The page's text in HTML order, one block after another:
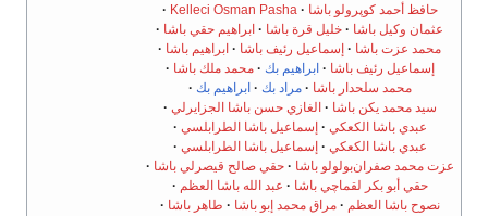
حافظ أحمد كوپرولو باشا
Kelleci Osman Pasha
عثمان وكيل باشا
خليل قرة باشا
ابراهيم حقي باشا
محمد عزت باشا
إسماعيل رئيف باشا
ابراهيم باشا
إسماعيل رئيف باشا
ابراهيم بك
محمد ملك باشا
محمد سلحدار باشا
مراد بك
ابراهيم بك
سيد محمد يكن باشا
الغازي حسن باشا الجزايرلي
عبدي باشا الكعكي
إسماعيل باشا الطرابلسي
عبدي باشا الكعكي
إسماعيل باشا الطرابلسي
عزت محمد صفران‌بولولو باشا
حقي صالح قيصرلي باشا
حقي أبو بكر لقماچي باشا
عبد الله باشا العظم
نصوح باشا العظم
مراق محمد إبو باشا
طاهر باشا